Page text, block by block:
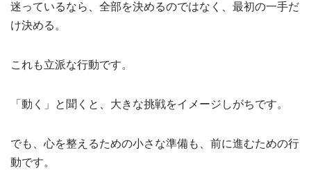
迷っているなら、全部を決めるのではなく、最初の一手だ
け決める。
これも立派な行動です。
「動く」と聞くと、大きな挑戦をイメージしがちです。
でも、心を整えるための小さな準備も、前に進むための行
動です。